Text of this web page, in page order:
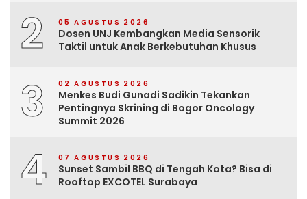
2 05 AGUSTUS 2026
Dosen UNJ Kembangkan Media Sensorik
Taktil untuk Anak Berkebutuhan Khusus
3 02 AGUSTUS 2026
Menkes Budi Gunadi Sadikin Tekankan
Pentingnya Skrining di Bogor Oncology
Summit 2026
4 07 AGUSTUS 2026
Sunset Sambil BBQ di Tengah Kota? Bisa di
Rooftop EXCOTEL Surabaya